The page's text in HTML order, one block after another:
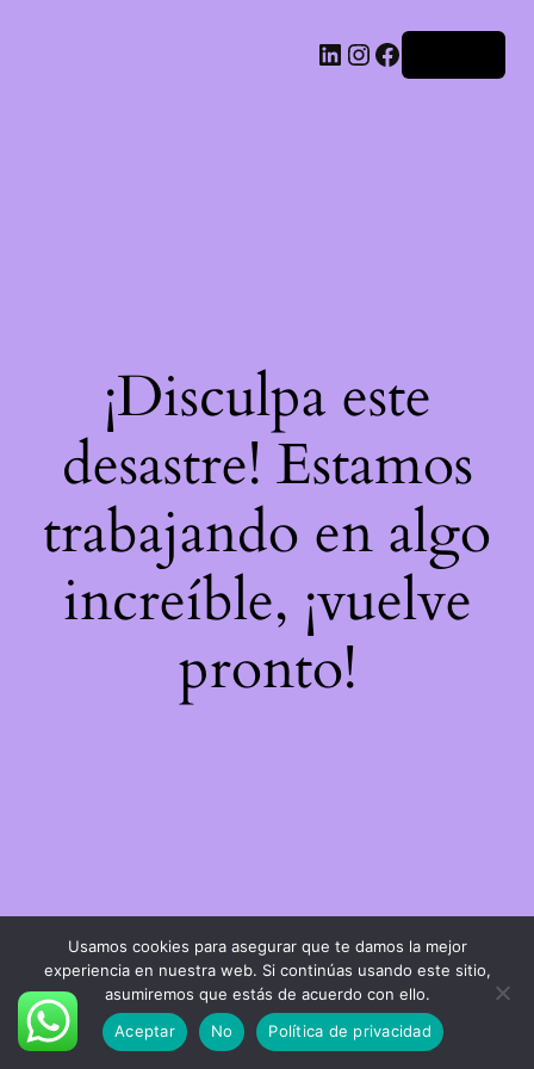
LinkedIn
Instagram
Facebook
¡Disculpa este
desastre! Estamos
trabajando en algo
increíble, ¡vuelve
pronto!
Usamos cookies para asegurar que te damos la mejor
experiencia en nuestra web. Si continúas usando este sitio,
asumiremos que estás de acuerdo con ello.
Aceptar
No Política de privacidad